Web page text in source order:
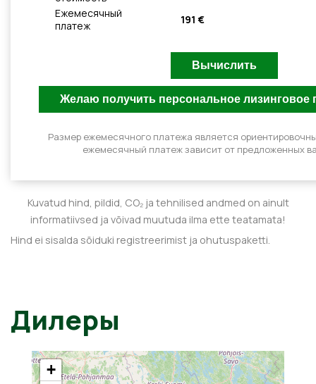
Ежемесячный
платеж
191 €
Размер ежемесячного платежа является
ежемесячный платеж зависит от предложенных
Kuvatud hind, pildid, CO₂ ja tehnilised andmed on ainult
informatiivsed ja võivad muutuda ilma ette teatamata!
Hind ei sisalda sõiduki registreerimist ja ohutuspaketti.
Дилеры
+